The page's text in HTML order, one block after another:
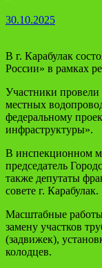
30.10.2025
В г. Карабулак
России» в рамках
Участники провели
местных
федеральному
инфраструктуры».
В инспекционном
председатель
также депутаты
совете г. Карабулак.
Масштабные
замену участков
(задвижек),
колодцев.